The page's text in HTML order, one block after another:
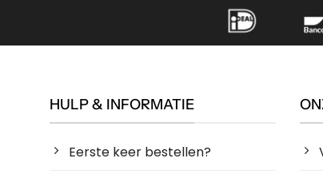
HULP & INFORMATIE
Eerste keer bestellen?